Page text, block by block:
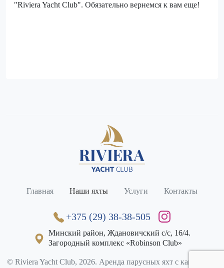
"Riviera Yacht Club". Обязательно вернемся к вам еще!
+375 (29) 38-38-505
Минский район, Ждановичский с/с, 16/4.
Загородный комплекс «Robinson Club»
Главная Наши яхты Услуги Контакты
© Riviera Yacht Club, 2026. Аренда парусных яхт с капитаном